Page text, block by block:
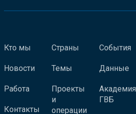
Кто мы
Новости
Работа
Контакты
Страны
Темы
Проекты
и
операции
События
Данные
Академия
ГВБ